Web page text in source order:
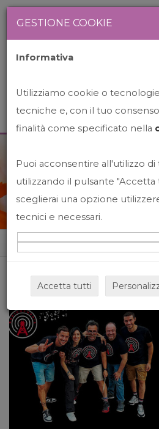
News&Events
Home News&events
GESTIONE COOKIE
Informativa
Utilizziamo cookie o
tecniche e, con il tuo
finalità come specificato nella
Puoi acconsentire all'utilizzo
utilizzando il pulsante "Accetta
sceglierai una opzione
tecnici e necessari.
Accetta tutti